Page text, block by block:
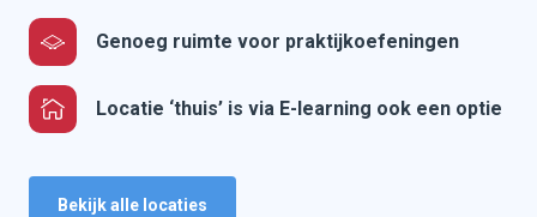
Genoeg ruimte voor praktijkoefeningen
Locatie ‘thuis’ is via E-learning ook een optie
Bekijk alle locaties